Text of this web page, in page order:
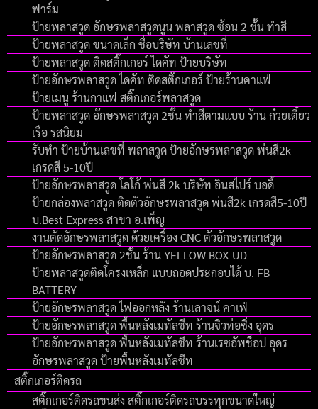
ฟาร์ม
ป้ายพลาสวูด อักษรพลาสวูดนูน พลาสวูด ซ้อน 2 ชั้น ทำสี
ป้ายพลาสวูด ขนาดเล็ก ชื่อบริษัท บ้านเลขที่
ป้ายพลาสวูด ติดสติ๊กเกอร์ ไดคัท ป้ายบริษัท
ป้ายอักษรพลาสวูด ไดคัท ติดสติ๊กเกอร์ ป้ายร้านคาแฟ่
ป้ายเมนู ร้านกาแฟ สติ๊กเกอร์พลาสวูด
ป้ายพลาสวูด อักษรพลาสวูด 2ชั้น ทำสีตามแบบ ร้าน ก๋วยเตี๋ยว
เรือ รสนิยม
รับทำ ป้ายบ้านเลขที่ พลาสวูด ป้ายอักษรพลาสวูด พ่นสี2k
เกรดสี 5-10ปี
ป้ายอักษรพลาสวูด โลโก้ พ่นสี 2k บริษัท อินสไปร์ บอดี้
ป้ายกล่องพลาสวูด ติดตัวอักษรพลาสวูด พ่นสี2k เกรดสี5-10ปี
บ.Best Express สาขา อ.เพ็ญ
งานตัดอักษรพลาสวูด ด้วยเครื่อง CNC ตัวอักษรพลาสวูด
ป้ายอักษรพลาสวูด 2ชั้น ร้าน YELLOW BOX UD
ป้ายพลาสวูดติดโครงเหล็ก แบบถอดประกอบได้ บ. FB
BATTERY
ป้ายอักษรพลาสวูด ไฟออกหลัง ร้านเลาจน์ คาเฟ่
ป้ายอักษรพลาสวูด พื้นหลังเมทัลชีท ร้านจิวท่อซิ่ง อุดร
ป้ายอักษรพลาสวูด พื้นหลังเมทัลชีท ร้านเรซอัพช็อป อุดร
อักษรพลาสวูด ป้ายพื้นหลังเมทัลชีท
สติ๊กเกอร์ติดรถ
สติ๊กเกอร์ติดรถขนส่ง สติ๊กเกอร์ติดรถบรรทุกขนาดใหญ่